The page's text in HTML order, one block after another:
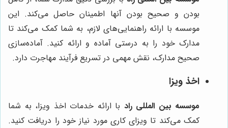
بودن و صحیح بودن آنها اطمینان حاصل می‌کند. این
موسسه با ارائه راهنمایی‌های لازم، به شما کمک می‌کند تا
مدارک خود را به درستی آماده و ارائه کنید. آماده‌سازی
صحیح مدارک، نقش مهمی در تسریع فرآیند مهاجرت دارد.
اخذ ویزا
موسسه بین المللی راد با ارائه خدمات اخذ ویزا، به شما
کمک می‌کند تا ویزای کاری مورد نیاز خود را دریافت کنید.